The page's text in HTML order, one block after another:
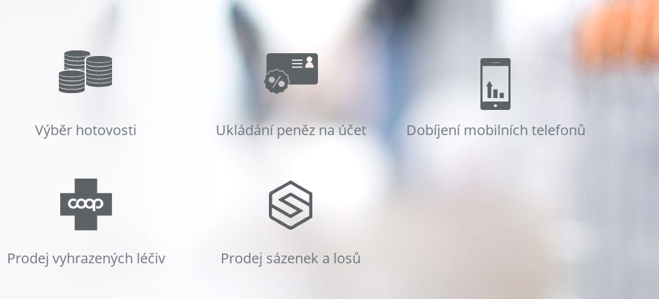
Výběr hotovosti Ukládání peněz na účet Dobíjení mobilních telefonů
Prodej vyhrazených léčiv Prodej sázenek a losů